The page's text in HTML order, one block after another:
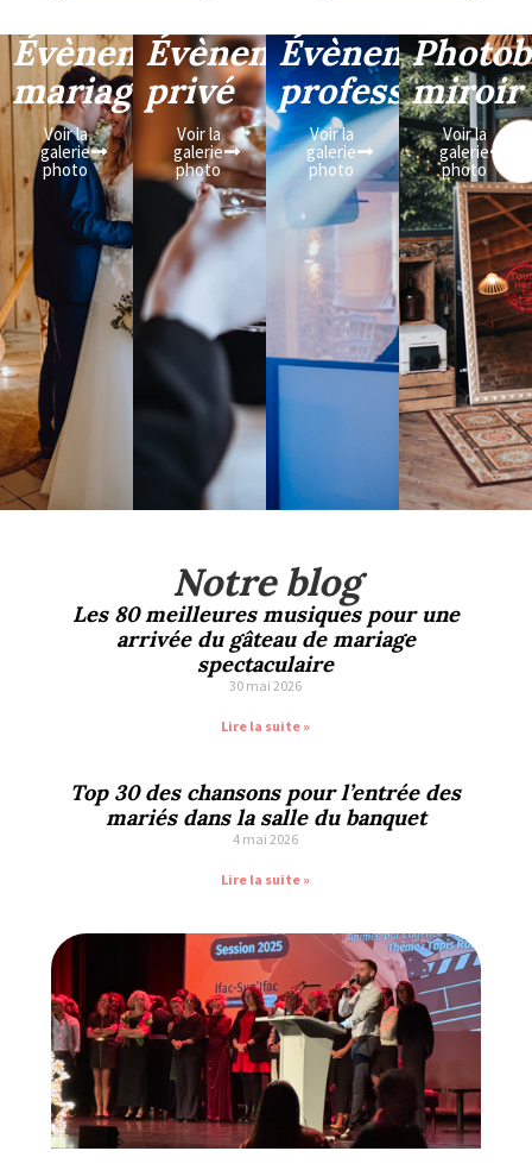
Évènement
mariage
Voir la
galerie
photo
Évènement
privé
Voir la
galerie
photo
Évènement
professionnel
Voir la
galerie
photo
miroir
Voir la
galerie
photo
Notre blog
Les 80 meilleures musiques pour une
arrivée du gâteau de mariage
spectaculaire
30 mai 2026
Lire la suite »
Top 30 des chansons pour l’entrée des
mariés dans la salle du banquet
4 mai 2026
Lire la suite »